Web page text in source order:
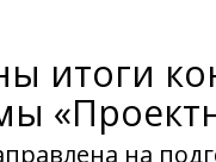
итоги
на